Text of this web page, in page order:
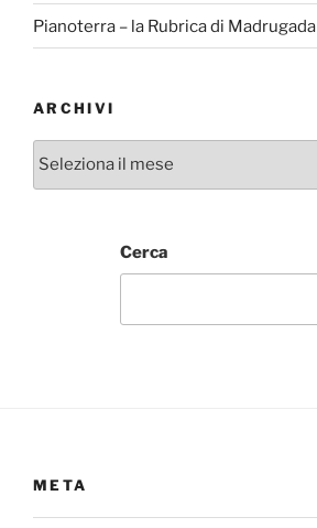
Pianoterra – la Rubrica di Madrugada
ARCHIVI
Archivi
Cerca
META